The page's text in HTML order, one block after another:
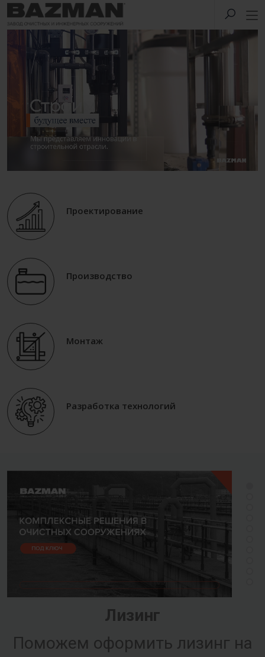
Проектирование
Производство
Монтаж
Разработка технологий
Лизинг
Поможем оформить лизинг на